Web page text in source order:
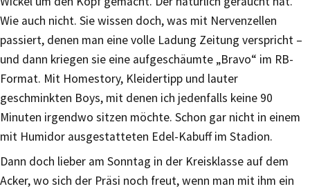
Wie auch nicht. Sie wissen doch, was mit Nervenzellen
passiert, denen man eine volle Ladung Zeitung verspricht –
und dann kriegen sie eine aufgeschäumte „Bravo“ im RB-
Format. Mit Homestory, Kleidertipp und lauter
geschminkten Boys, mit denen ich jedenfalls keine 90
Minuten irgendwo sitzen möchte. Schon gar nicht in einem
mit Humidor ausgestatteten Edel-Kabuff im Stadion.
Dann doch lieber am Sonntag in der Kreisklasse auf dem
Acker, wo sich der Präsi noch freut, wenn man mit ihm ein